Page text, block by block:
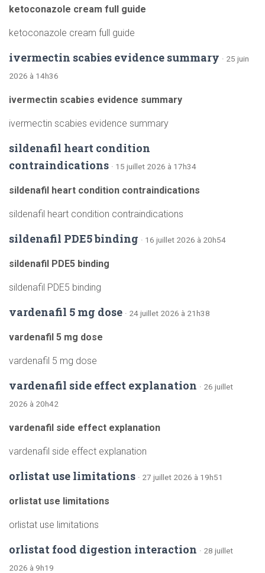
ketoconazole cream full guide
ketoconazole cream full guide
ivermectin scabies evidence summary · 25 juin
2026 à 14h36
ivermectin scabies evidence summary
ivermectin scabies evidence summary
sildenafil heart condition
contraindications · 15 juillet 2026 à 17h34
sildenafil heart condition contraindications
sildenafil heart condition contraindications
sildenafil PDE5 binding · 16 juillet 2026 à 20h54
sildenafil PDE5 binding
sildenafil PDE5 binding
vardenafil 5 mg dose · 24 juillet 2026 à 21h38
vardenafil 5 mg dose
vardenafil 5 mg dose
vardenafil side effect explanation · 26 juillet
2026 à 20h42
vardenafil side effect explanation
vardenafil side effect explanation
orlistat use limitations · 27 juillet 2026 à 19h51
orlistat use limitations
orlistat use limitations
orlistat food digestion interaction · 28 juillet
2026 à 9h19